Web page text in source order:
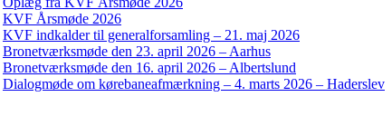
KVF Årsmøde 2026
KVF indkalder til generalforsamling – 21. maj 2026
Bronetværksmøde den 23. april 2026 – Aarhus
Bronetværksmøde den 16. april 2026 – Albertslund
Dialogmøde om kørebaneafmærkning – 4. marts 2026 – Haderslev